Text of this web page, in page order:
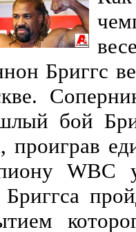
Бриггс
бой
проиграв
WBC